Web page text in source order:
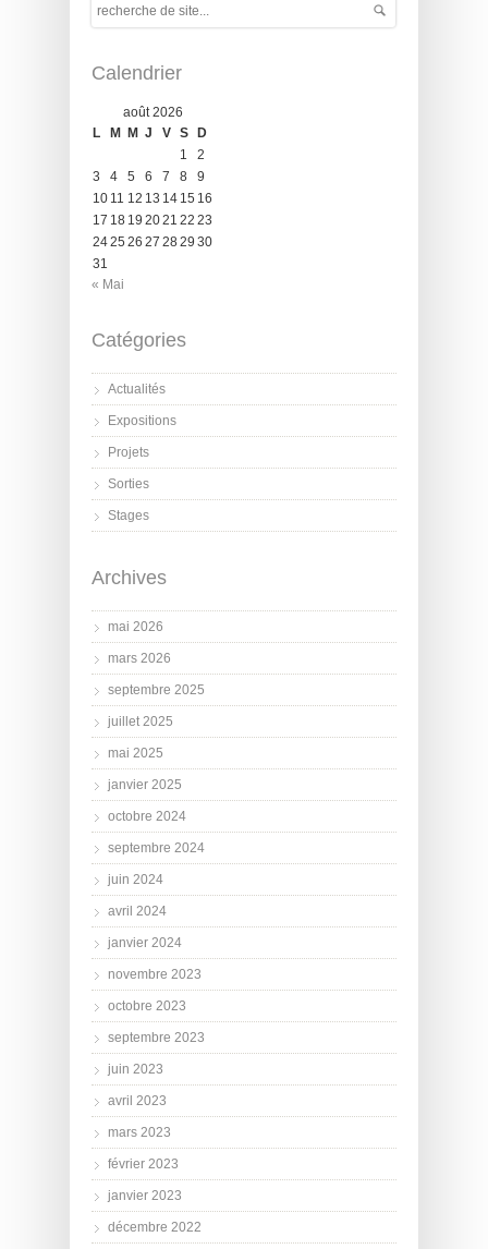
Calendrier
août 2026
L
M M J V S
D
1
2
3
4 5 6 7 8
9
10 11 12 13 14 15 16
17 18 19 2021 22 23
2425 26 27 2829 30
31
« Mai
Catégories
Actualités
Expositions
Projets
Sorties
Stages
Archives
mai 2026
mars 2026
septembre 2025
juillet 2025
mai 2025
janvier 2025
octobre 2024
septembre 2024
juin 2024
avril 2024
janvier 2024
novembre 2023
octobre 2023
septembre 2023
juin 2023
avril 2023
mars 2023
février 2023
janvier 2023
décembre 2022